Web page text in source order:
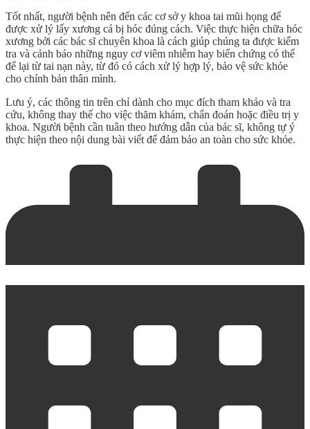
Tốt nhất, người bệnh nên đến các cơ sở y khoa tai mũi họng để
được xử lý lấy xương cá bị hóc đúng cách. Việc thực hiện chữa hóc
xương bởi các bác sĩ chuyên khoa là cách giúp chúng ta được kiểm
tra và cảnh báo những nguy cơ viêm nhiễm hay biến chứng có thể
để lại từ tai nạn này, từ đó có cách xử lý hợp lý, bảo vệ sức khỏe
cho chính bản thân mình.
Lưu ý, các thông tin trên chỉ dành cho mục đích tham khảo và tra
cứu, không thay thế cho việc thăm khám, chẩn đoán hoặc điều trị y
khoa. Người bệnh cần tuân theo hướng dẫn của bác sĩ, không tự ý
thực hiện theo nội dung bài viết để đảm bảo an toàn cho sức khỏe.